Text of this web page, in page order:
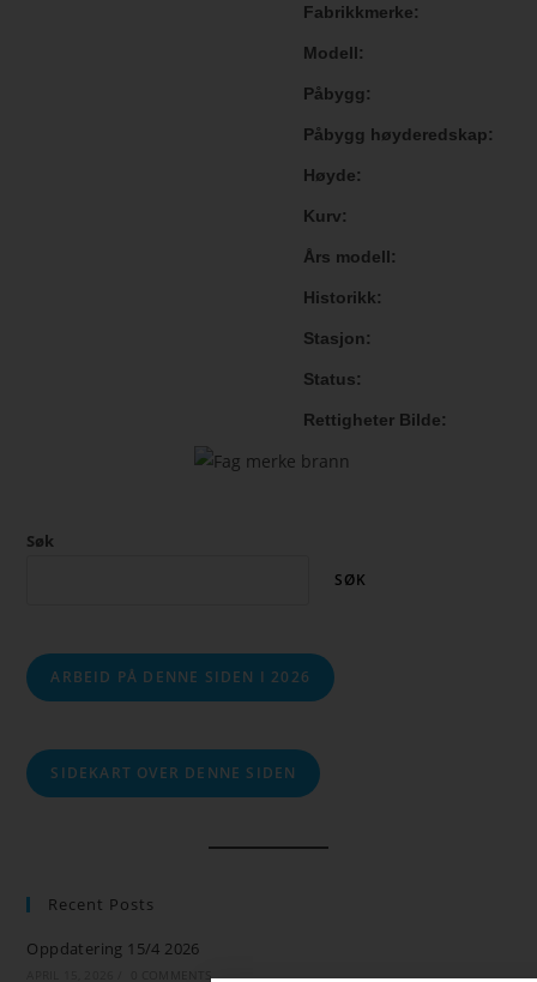
Fabrikkmerke
Modell
Påbygg
Påbygg høyderedskap
Høyde
Kurv
Års modell
Historikk
Stasjon
Status
Rettigheter Bilde
Søk
SØK
ARBEID PÅ DENNE SIDEN I 2026
SIDEKART OVER DENNE SIDEN
Recent Posts
Oppdatering 15/4 2026